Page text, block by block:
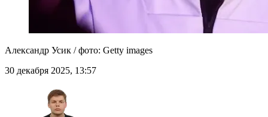
Александр Усик / фото: Getty images
30 декабря 2025, 13:57